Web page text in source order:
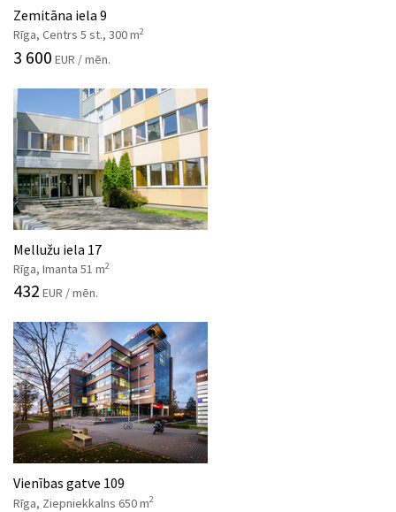
Zemitāna iela 9
Rīga, Centrs 5 st., 300 m2
3 600 EUR / mēn.
Mellužu iela 17
Rīga, Imanta 51 m2
432 EUR / mēn.
Vienības gatve 109
Rīga, Ziepniekkalns 650 m2